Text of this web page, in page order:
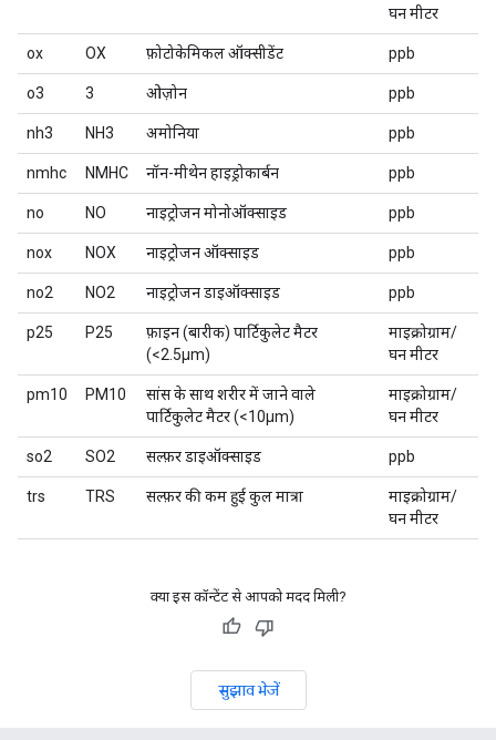
घन मीटर
ox OX फ़ोटोकेमिकल ऑक्सीडेंट ppb
o3 3 ओज़ोन ppb
nh3 NH3 अमोनिया ppb
nmhc NMHC नॉन-मीथेन हाइड्रोकार्बन ppb
no NO नाइट्रोजन मोनोऑक्साइड ppb
nox NOX नाइट्रोजन ऑक्साइड ppb
no2 NO2 नाइट्रोजन डाइऑक्साइड ppb
p25 P25
फ़ाइन (बारीक) पार्टिकुलेट मैटर
(<2.5µm)
माइक्रोग्राम/
घन मीटर
pm10 PM10
सांस के साथ शरीर में जाने वाले
पार्टिकुलेट मैटर (<10µm)
माइक्रोग्राम/
घन मीटर
so2 SO2 सल्फ़र डाइऑक्साइड ppb
trs TRS सल्फ़र की कम हुई कुल मात्रा
माइक्रोग्राम/
घन मीटर
क्या इस कॉन्टेंट से आपको मदद मिली?
सुझाव भेजें